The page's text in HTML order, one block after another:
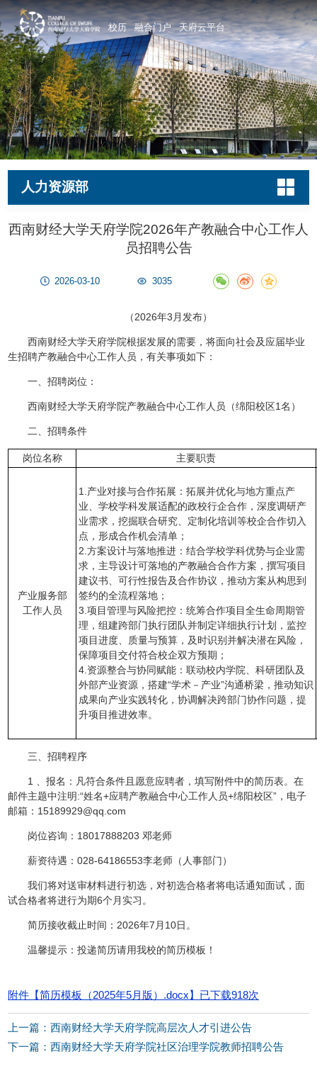
校历 融合门户 天府云平台
人力资源部
西南财经大学天府学院2026年产教融合中心工作人
员招聘公告
2026-03-10 3035
（2026年3月发布）
西南财经大学天府学院根据发展的需要，将面向社会及应届毕业
生招聘产教融合中心工作人员，有关事项如下：
一、招聘岗位：
西南财经大学天府学院产教融合中心工作人员（绵阳校区1名）
二、招聘条件
岗位名称 主要职责
产业服务部
工作人员
1.产业对接与合作拓展：拓展并优化与地方重点产
业、学校学科发展适配的政校行企合作，深度调研产
业需求，挖掘联合研究、定制化培训等校企合作切入
点，形成合作机会清单；
2.方案设计与落地推进：结合学校学科优势与企业需
求，主导设计可落地的产教融合合作方案，撰写项目
建议书、可行性报告及合作协议，推动方案从构思到
签约的全流程落地；
3.项目管理与风险把控：统筹合作项目全生命周期管
理，组建跨部门执行团队并制定详细执行计划，监控
项目进度、质量与预算，及时识别并解决潜在风险，
保障项目交付符合校企双方预期；
4.资源整合与协同赋能：联动校内学院、科研团队及
外部产业资源，搭建“学术－产业”沟通桥梁，推动知识
成果向产业实践转化，协调解决跨部门协作问题，提
升项目推进效率。
三、招聘程序
1 、报名：凡符合条件且愿意应聘者，填写附件中的简历表。在
邮件主题中注明:“姓名+应聘产教融合中心工作人员+绵阳校区”，电子
邮箱：15189929@qq.com
岗位咨询：18017888203 邓老师
薪资待遇：028-64186553李老师（人事部门）
我们将对送审材料进行初选，对初选合格者将电话通知面试，面
试合格者将进行为期6个月实习。
简历接收截止时间：2026年7月10日。
温馨提示：投递简历请用我校的简历模板！
附件【简历模板（2025年5月版）.docx】已下载918次
上一篇：西南财经大学天府学院高层次人才引进公告
下一篇：西南财经大学天府学院社区治理学院教师招聘公告